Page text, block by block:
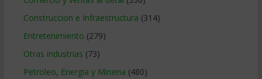
Construccion e Infraestructura (314)
Entretenimiento (279)
Otras industrias (73)
Petroleo, Energia y Mineria (480)